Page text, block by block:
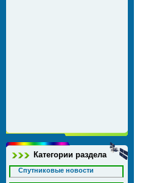
Категории раздела
Спутниковые новости